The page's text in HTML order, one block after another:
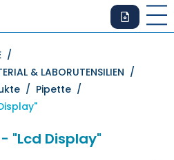
/
& LABORUTENSILIEN /
/ Pipette /
"Lcd Display"